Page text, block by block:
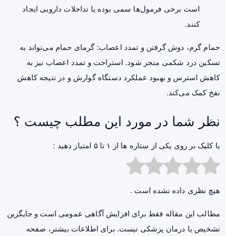
است برخی فرمول‌ها سمی بوده یا تداخلات دارویی ایجاد
کنند.
حمام گرم، دوش گرفتن و تمدد اعصاب: گرمای حمام می‌تواند به
تسکین درد شکمی منجر شود. استراحت و تمدد اعصاب نیز به
کاهش استرس و بهبود عملکرد دستگاه گوارش و در نتیجه کاهش
نفخ کمک می‌کند.
نظر شما در مورد این مطلب چیست ؟
با کلیک بر روی یکی از ستاره ها از ۱ تا ۵ امتیاز دهید :
هیچ نظری داده نشده است .
مطالب این مقاله فقط برای افزایش آگاهی عمومی است و جایگزین
تشخیص یا درمان پزشکی نیست. برای اطلاعات بیشتر، صفحه